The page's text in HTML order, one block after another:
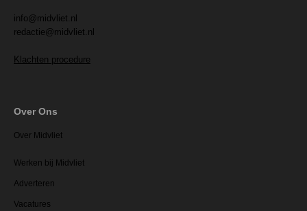
info@midvliet.nl
redactie@midvliet.nl
Klachten procedure
Over Ons
Over Midvliet
Werken bij Midvliet
Adverteren
Vacatures